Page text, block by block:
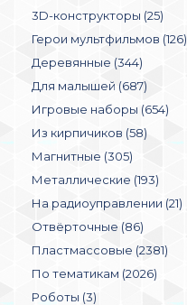
3D-конструкторы (25)
Герои мультфильмов (126)
Деревянные (344)
Для малышей (687)
Игровые наборы (654)
Из кирпичиков (58)
Магнитные (305)
Металлические (193)
На радиоуправлении (21)
Отвёрточные (86)
Пластмассовые (2381)
По тематикам (2026)
Роботы (3)